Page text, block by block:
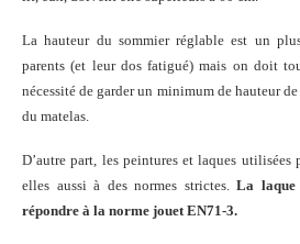
La hauteur du sommier réglable est un
parents (et leur dos fatigué) mais on doit
nécessité de garder un minimum de hauteur
du matelas.
D’autre part, les peintures et laques
elles aussi à des normes strictes. La laque
répondre à la norme jouet EN71-3.